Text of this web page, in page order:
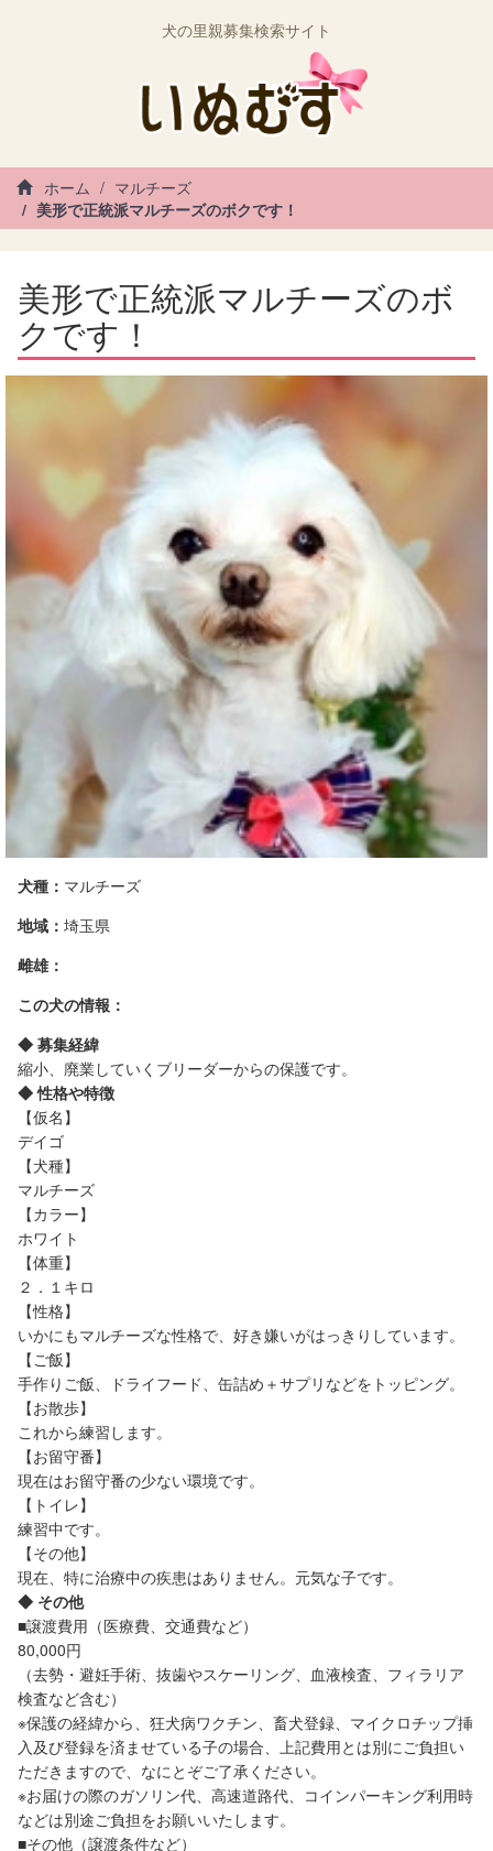
犬の里親募集検索サイト
ホーム
マルチーズ
美形で正統派マルチーズのボクです！
美形で正統派マルチーズのボ
クです！
犬種： マルチーズ
地域：埼玉県
雌雄：
この犬の情報：
◆ 募集経緯
縮小、廃業していくブリーダーからの保護です。
◆ 性格や特徴
【仮名】
デイゴ
【犬種】
マルチーズ
【カラー】
ホワイト
【体重】
２．１キロ
【性格】
いかにもマルチーズな性格で、好き嫌いがはっきりしています。
【ご飯】
手作りご飯、ドライフード、缶詰め＋サプリなどをトッピング。
【お散歩】
これから練習します。
【お留守番】
現在はお留守番の少ない環境です。
【トイレ】
練習中です。
【その他】
現在、特に治療中の疾患はありません。元気な子です。
◆ その他
■譲渡費用（医療費、交通費など）
80,000円
（去勢・避妊手術、抜歯やスケーリング、血液検査、フィラリア
検査など含む）
※保護の経緯から、狂犬病ワクチン、畜犬登録、マイクロチップ挿
入及び登録を済ませている子の場合、上記費用とは別にご負担い
ただきますので、なにとぞご了承ください。
※お届けの際のガソリン代、高速道路代、コインパーキング利用時
などは別途ご負担をお願いいたします。
■その他（譲渡条件など）